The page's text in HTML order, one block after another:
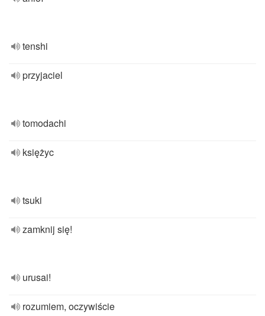
tenshi
przyjaciel
tomodachi
księżyc
tsuki
zamknij się!
urusai!
rozumiem, oczywiście